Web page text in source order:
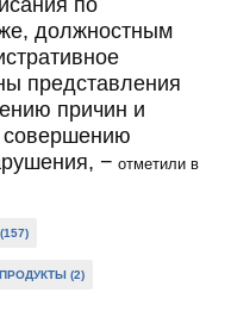
должностным
представления
причин и
совершению
− отметили в
(2)